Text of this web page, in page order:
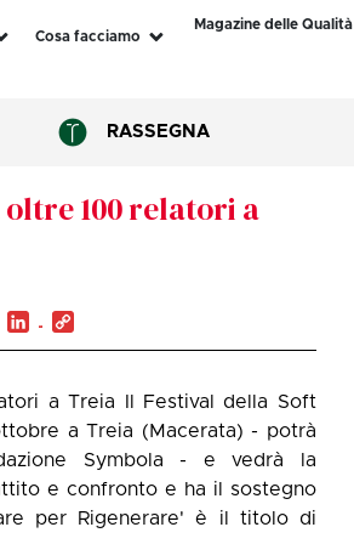
Cosa facciamo
Magazine delle Qualità
RASSEGNA
100 relatori a
TwitterLinkedIn
a Treia Il Festival della Soft
a Treia (Macerata) - potrà
Symbola - e vedrà la
e confronto e ha il sostegno
per Rigenerare' è il titolo di